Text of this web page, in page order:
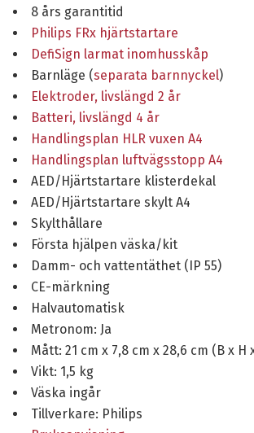
8 års garantitid
Philips FRx hjärtstartare
DefiSign larmat inomhusskåp
Barnläge (separata barnnyckel)
Elektroder, livslängd 2 år
Batteri, livslängd 4 år
Handlingsplan HLR vuxen A4
Handlingsplan luftvägsstopp A4
AED/Hjärtstartare klisterdekal
AED/Hjärtstartare skylt A4
Skylthållare
Första hjälpen väska/kit
Damm- och vattentäthet (IP 55)
CE-märkning
Halvautomatisk
Metronom: Ja
Mått: 21 cm x 7,8 cm x 28,6 cm (B x H
Vikt: 1,5 kg
Väska ingår
Tillverkare: Philips